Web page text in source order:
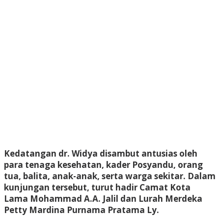
Kedatangan dr. Widya disambut antusias oleh
para tenaga kesehatan, kader Posyandu, orang
tua, balita, anak-anak, serta warga sekitar. Dalam
kunjungan tersebut, turut hadir Camat Kota
Lama Mohammad A.A. Jalil dan Lurah Merdeka
Petty Mardina Purnama Pratama Ly.